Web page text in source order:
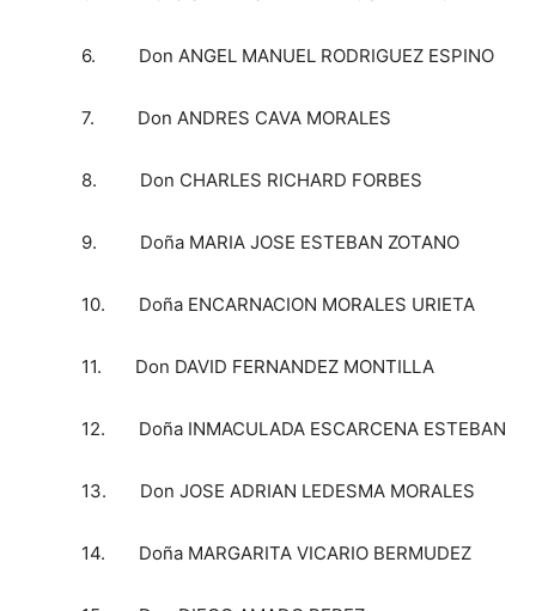
6. Don ANGEL MANUEL RODRIGUEZ ESPINO
7. Don ANDRES CAVA MORALES
8. Don CHARLES RICHARD FORBES
9. Doña MARIA JOSE ESTEBAN ZOTANO
10. Doña ENCARNACION MORALES URIETA
11. Don DAVID FERNANDEZ MONTILLA
12. Doña INMACULADA ESCARCENA ESTEBAN
13. Don JOSE ADRIAN LEDESMA MORALES
14. Doña MARGARITA VICARIO BERMUDEZ